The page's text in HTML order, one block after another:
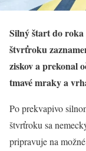
Silný štart do
štvrťroku
ziskov a prekonal
tmavé mraky a
Po prekvapivo
štvrťroku sa
pripravuje na